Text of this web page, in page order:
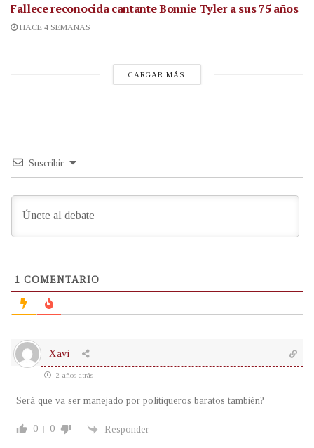
Fallece reconocida cantanteBonnie Tyler a sus 75 años
HACE 4 SEMANAS
CARGAR MÁS
Suscribir
1 COMENTARIO
Xavi
2 años atrás
Será que va ser manejado por politiqueros baratos también?
0 0 Responder